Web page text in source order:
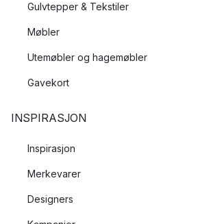
Gulvtepper & Tekstiler
Møbler
Utemøbler og hagemøbler
Gavekort
INSPIRASJON
Inspirasjon
Merkevarer
Designers